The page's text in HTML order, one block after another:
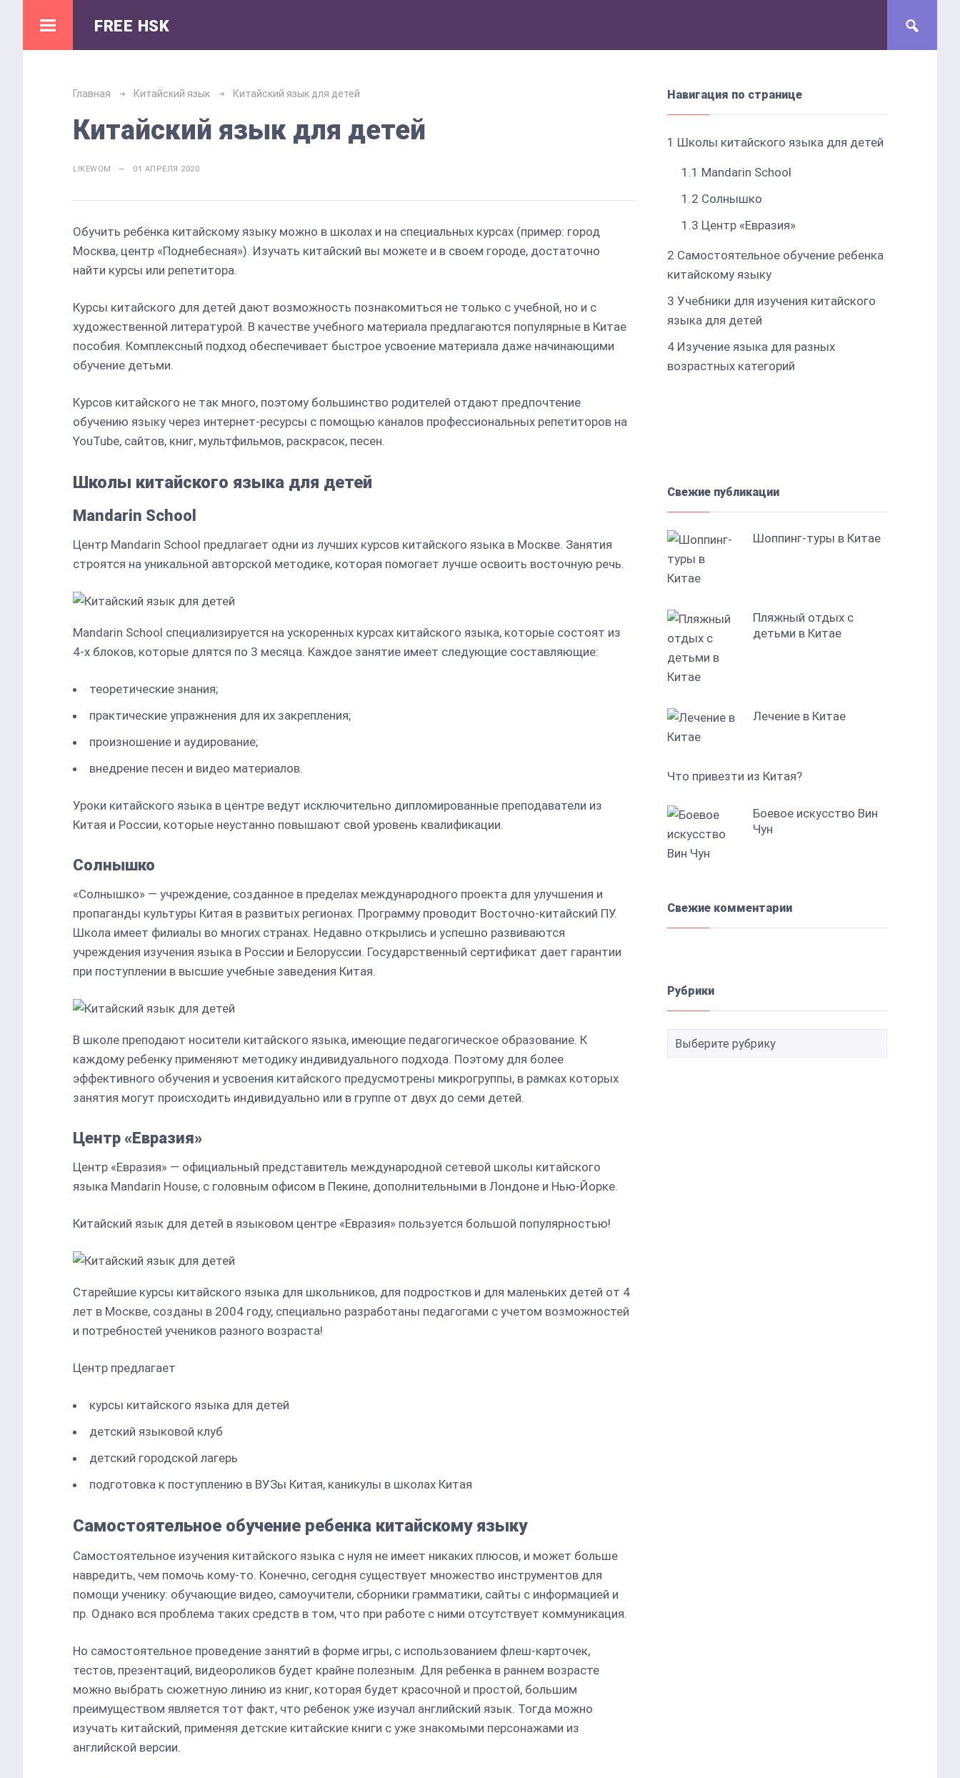
FREE HSK
Главная Китайский язык Китайский язык для детей
Китайский язык для детей
LIKEWOM — 01 АПРЕЛЯ 2020
Обучить ребёнка китайскому языку можно в школах и на специальных курсах (пример: город
Москва, центр «Поднебесная»). Изучать китайский вы можете и в своем городе, достаточно
найти курсы или репетитора.
Курсы китайского для детей дают возможность познакомиться не только с учебной, но и с
художественной литературой. В качестве учебного материала предлагаются популярные в Китае
пособия. Комплексный подход обеспечивает быстрое усвоение материала даже начинающими
обучение детьми.
Курсов китайского не так много, поэтому большинство родителей отдают предпочтение
обучению языку через интернет-ресурсы с помощью каналов профессиональных репетиторов на
YouTube, сайтов, книг, мультфильмов, раскрасок, песен.
Школы китайского языка для детей
Mandarin School
Центр Mandarin School предлагает одни из лучших курсов китайского языка в Москве. Занятия
строятся на уникальной авторской методике, которая помогает лучше освоить восточную речь.
Mandarin School специализируется на ускоренных курсах китайского языка, которые состоят из
4-х блоков, которые длятся по 3 месяца. Каждое занятие имеет следующие составляющие:
теоретические знания;
практические упражнения для их закрепления;
произношение и аудирование;
внедрение песен и видео материалов.
Уроки китайского языка в центре ведут исключительно дипломированные преподаватели из
Китая и России, которые неустанно повышают свой уровень квалификации.
Солнышко
«Солнышко» — учреждение, созданное в пределах международного проекта для улучшения и
пропаганды культуры Китая в развитых регионах. Программу проводит Восточно-китайский ПУ.
Школа имеет филиалы во многих странах. Недавно открылись и успешно развиваются
учреждения изучения языка в России и Белоруссии. Государственный сертификат дает гарантии
при поступлении в высшие учебные заведения Китая.
В школе преподают носители китайского языка, имеющие педагогическое образование. К
каждому ребенку применяют методику индивидуального подхода. Поэтому для более
эффективного обучения и усвоения китайского предусмотрены микрогруппы, в рамках которых
занятия могут происходить индивидуально или в группе от двух до семи детей.
Центр «Евразия»
Центр «Евразия» — официальный представитель международной сетевой школы китайского
языка Mandarin House, с головным офисом в Пекине, дополнительными в Лондоне и Нью-Йорке.
Китайский язык для детей в языковом центре «Евразия» пользуется большой популярностью!
Старейшие курсы китайского языка для школьников, для подростков и для маленьких детей от 4
лет в Москве, созданы в 2004 году, специально разработаны педагогами с учетом возможностей
и потребностей учеников разного возраста!
Центр предлагает
курсы китайского языка для детей
детский языковой клуб
детский городской лагерь
подготовка к поступлению в ВУЗы Китая, каникулы в школах Китая
Самостоятельное обучение ребенка китайскому языку
Самостоятельное изучения китайского языка с нуля не имеет никаких плюсов, и может больше
навредить, чем помочь кому-то. Конечно, сегодня существует множество инструментов для
помощи ученику: обучающие видео, самоучители, сборники грамматики, сайты с информацией и
пр. Однако вся проблема таких средств в том, что при работе с ними отсутствует коммуникация.
Но самостоятельное проведение занятий в форме игры, с использованием флеш-карточек,
тестов, презентаций, видеороликов будет крайне полезным. Для ребенка в раннем возрасте
можно выбрать сюжетную линию из книг, которая будет красочной и простой, большим
преимуществом является тот факт, что ребенок уже изучал английский язык. Тогда можно
изучать китайский, применяя детские китайские книги с уже знакомыми персонажами из
английской версии.
Навигация по странице
1 Школы китайского языка для детей
1.1 Mandarin School
1.2 Солнышко
1.3 Центр «Евразия»
2 Самостоятельное обучение ребенка
китайскому языку
3 Учебники для изучения китайского
языка для детей
4 Изучение языка для разных
возрастных категорий
Свежие публикации
Шоппинг-туры в Китае
Пляжный отдых с
детьми в Китае
Лечение в Китае
Что привезти из Китая?
Боевое искусство Вин
Чун
Свежие комментарии
Рубрики